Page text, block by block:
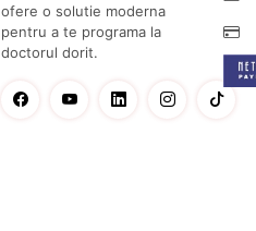
ofere o solutie moderna
pentru a te programa la
doctorul dorit.